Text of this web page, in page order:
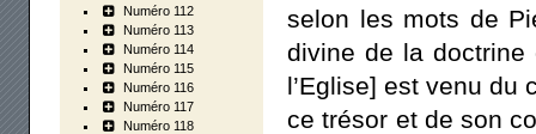
Numéro 112
Numéro 113
Numéro 114
Numéro 115
Numéro 116
Numéro 117
Numéro 118
selon les mots de
divine de la
l’Eglise] est venu
ce tré­sor et de son